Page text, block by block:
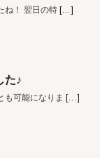
ね！ 翌日の特 […]
た♪
も可能になりま […]